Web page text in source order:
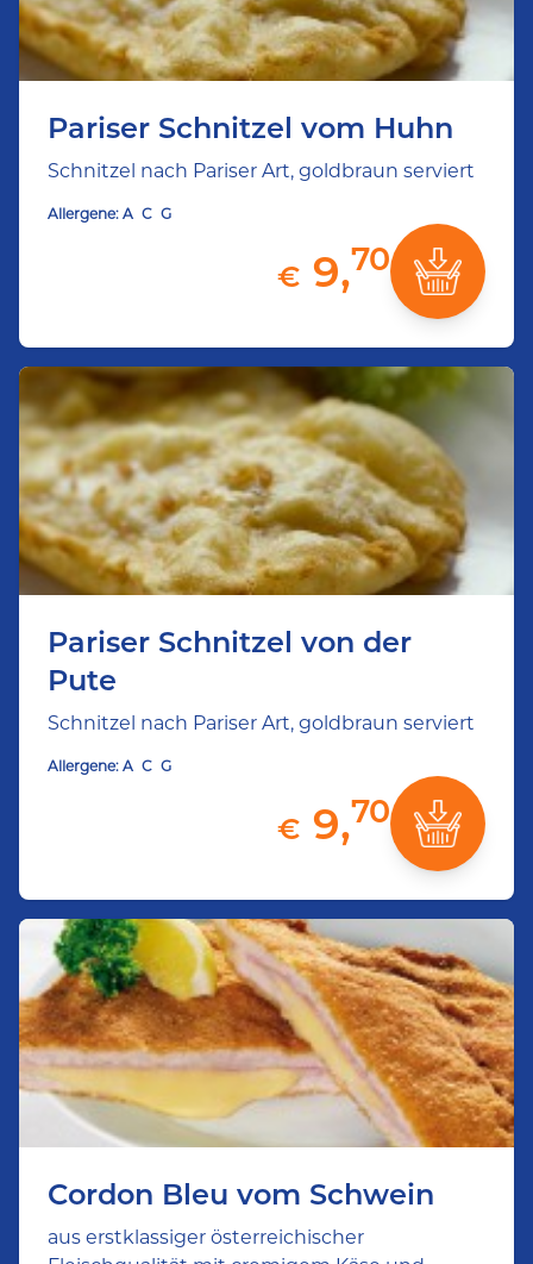
Pariser Schnitzel vom Huhn
Schnitzel nach Pariser Art, goldbraun serviert
Allergene: A C G
€ 9,70
Pariser Schnitzel von der
Pute
Schnitzel nach Pariser Art, goldbraun serviert
Allergene: A C G
€ 9,70
Cordon Bleu vom Schwein
aus erstklassiger österreichischer